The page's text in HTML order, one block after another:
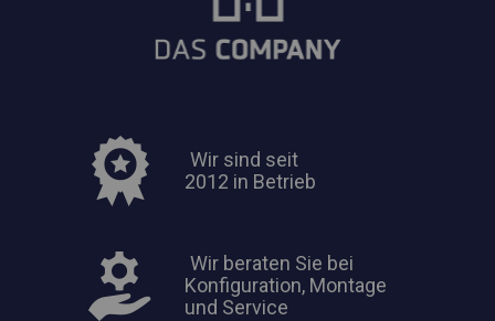
Wir sind seit
2012 in Betrieb
Wir beraten Sie bei
Konfiguration, Montage
und Service